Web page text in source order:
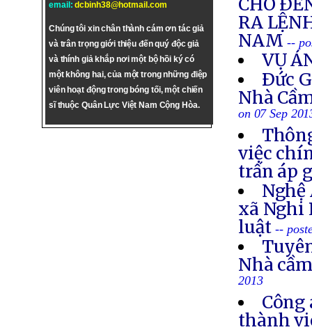
email:dcbinh38@hotmail.com
Chúng tôi xin chân thành cám ơn tác giả
và trân trọng giới thiệu đến quý độc giả
và thính giả khắp nơi một bộ hồi ký có
một không hai, của một trong những điệp
viên hoạt động trong bóng tối, một chiến
sĩ thuộc Quân Lực Việt Nam Cộng Hòa.
CHO
RA
NAM--
VỤ
Ðức
Nhà
on 07 Sep
việc
trấn áp
Nghệ
xã Nghi
luật--
Nhà
2013
thành